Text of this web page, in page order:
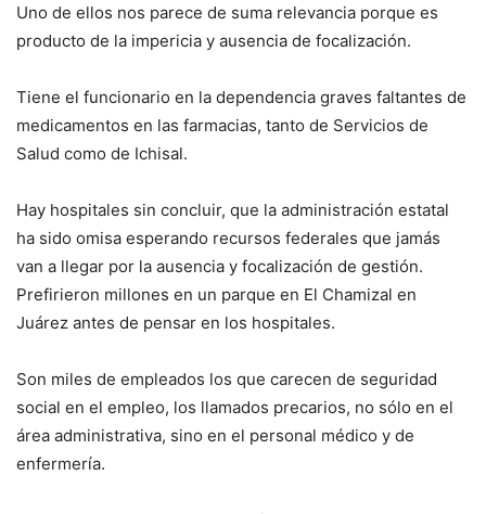
Uno de ellos nos parece de suma relevancia porque es
producto de la impericia y ausencia de focalización.
Tiene el funcionario en la dependencia graves faltantes de
medicamentos en las farmacias, tanto de Servicios de
Salud como de Ichisal.
Hay hospitales sin concluir, que la administración estatal
ha sido omisa esperando recursos federales que jamás
van a llegar por la ausencia y focalización de gestión.
Prefirieron millones en un parque en El Chamizal en
Juárez antes de pensar en los hospitales.
Son miles de empleados los que carecen de seguridad
social en el empleo, los llamados precarios, no sólo en el
área administrativa, sino en el personal médico y de
enfermería.